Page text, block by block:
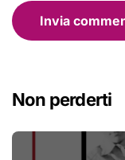
Non perderti